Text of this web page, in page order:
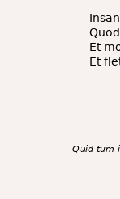
Et
Et
Quid tum